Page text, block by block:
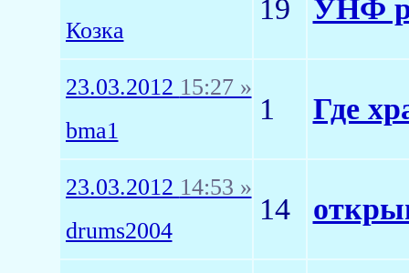
Козка
19 УНФ
23.03.2012 15:27 »
bma1
1 Где
23.03.2012 14:53 »
drums2004
14